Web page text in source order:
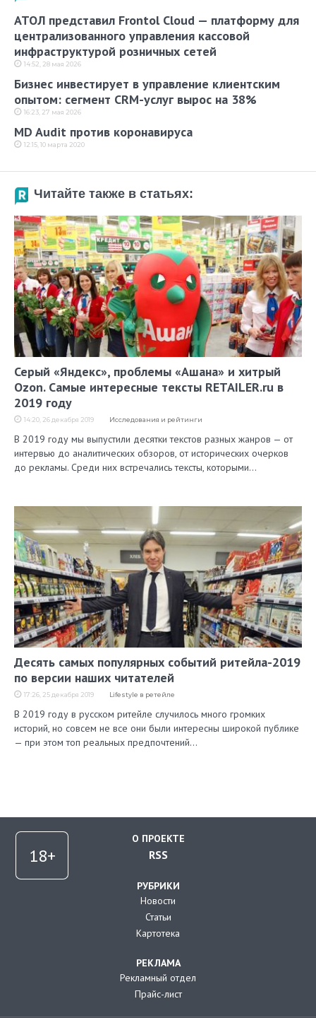
АТОЛ представил Frontol Cloud — платформу для
централизованного управления кассовой
инфраструктурой розничных сетей
14:52, 28 мая 2026
Бизнес инвестирует в управление клиентским
опытом: сегмент CRM-услуг вырос на 38%
16:23, 27 мая 2026
MD Audit против коронавируса
12:15, 10 марта 2020
Читайте также в статьях:
Серый «Яндекс», проблемы «Ашана» и хитрый
Ozon. Самые интересные тексты RETAILER.ru в
2019 году
14:20, 26 декабря 2019 Исследования и рейтинги
В 2019 году мы выпустили десятки текстов разных жанров — от
интервью до аналитических обзоров, от исторических очерков
до рекламы. Среди них встречались тексты, которыми…
Десять самых популярных событий ритейла-2019
по версии наших читателей
17:26, 25 декабря 2019 Lifestyle в ретейле
В 2019 году в русском ритейле случилось много громких
историй, но совсем не все они были интересны широкой публике
— при этом топ реальных предпочтений…
О ПРОЕКТЕ
RSS
РУБРИКИ
Новости
Статьи
Картотека
РЕКЛАМА
Рекламный отдел
Прайс-лист